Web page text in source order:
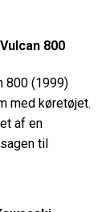
800
800 (1999)
med køretøjet.
af en
til